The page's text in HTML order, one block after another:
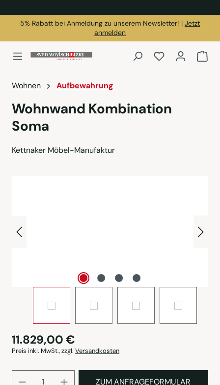
5% Rabatt bei Anmeldung zu unserem Newsletter! | Jetzt
anmelden
Du hast 0
Wohnen Aufbewahrung
Wohnwand Kombination
Soma
Kettnaker Möbel-Manufaktur
11.829,00 €
Preis inkl. MwSt., zzgl. Versandkosten
Produkt Anzahl: Gib den
ZUM ANFRAGEFORMULAR